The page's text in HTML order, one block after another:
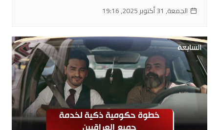
الجمعة, 31 أكتوبر 2025, 19:16